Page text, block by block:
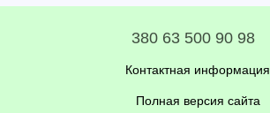
380 63 500 90 98
Контактная информация
Полная версия сайта